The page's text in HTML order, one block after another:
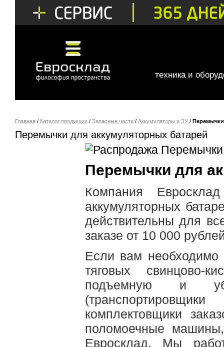
техника и
Главная / Каталог продукции / Запасные части / Аккумуляторы и ЗУ /
Перемычки для аккумуляторных батарей
Перемычки для
Компания
аккумуляторных
действительны для
заказе от 10 000
Если вам необходимо
тяговых свинцово-
подъемную и
комплектовщики
поломоечные
Евросклад. Мы